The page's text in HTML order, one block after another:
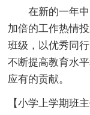
在新的一年中
加倍的工作热情
班级，以优秀同
不断提高教育水
应有的贡献。
【小学上学期班